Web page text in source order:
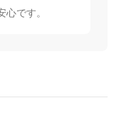
です。